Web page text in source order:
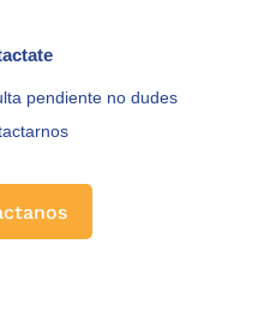
pendiente no dudes